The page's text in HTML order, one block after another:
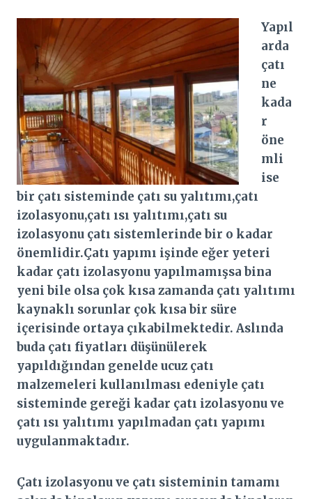
Yapıl
arda
çatı
ne
kada
r
öne
mli
ise
bir çatı sisteminde çatı su yalıtımı,çatı
izolasyonu,çatı ısı yalıtımı,çatı su
izolasyonu çatı sistemlerinde bir o kadar
önemlidir.Çatı yapımı işinde eğer yeteri
kadar çatı izolasyonu yapılmamışsa bina
yeni bile olsa çok kısa zamanda çatı yalıtımı
kaynaklı sorunlar çok kısa bir süre
içerisinde ortaya çıkabilmektedir. Aslında
buda çatı fiyatları düşünülerek
yapıldığından genelde ucuz çatı
malzemeleri kullanılması edeniyle çatı
sisteminde gereği kadar çatı izolasyonu ve
çatı ısı yalıtımı yapılmadan çatı yapımı
uygulanmaktadır.
Çatı izolasyonu ve çatı sisteminin tamamı